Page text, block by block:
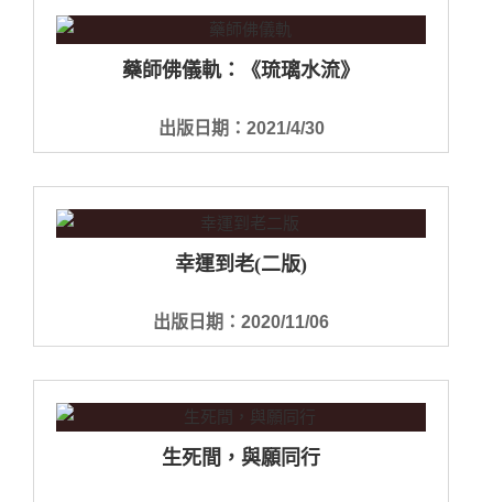
藥師佛儀軌：《琉璃水流》
出版日期：2021/4/30
幸運到老(二版)
出版日期：2020/11/06
生死間，與願同行